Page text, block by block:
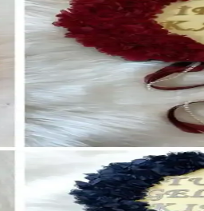
en uygun tefi seçmenize yardımcı
özel günlerde